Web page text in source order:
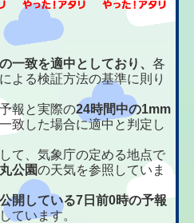
一致を適中としており、各
よる検証方法の基準に則り
報と実際の24時間中の1mm
一致した場合に適中と判定し
て、気象庁の定める地点で
公園の天気を参照していま
開している7日前0時の予報
ています。